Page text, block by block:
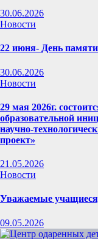
30.06.2026
Новости
22 июня- День
30.06.2026
Новости
29 мая 2026г.
образовательной
научно-
проект»
21.05.2026
Новости
Уважаемые
09.05.2026